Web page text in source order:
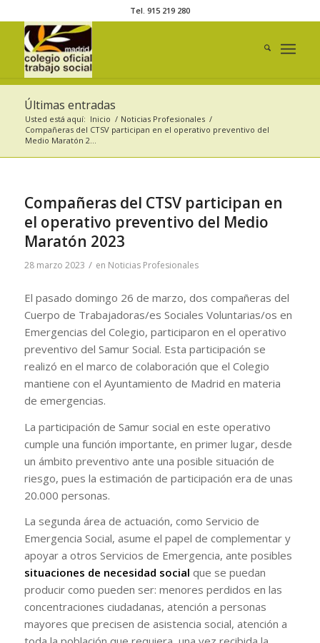
Tel. 915 219 280
Últimas entradas
Usted está aquí: Inicio / Noticias Profesionales /
Compañeras del CTSV participan en el operativo preventivo del
Medio Maratón 2...
Compañeras del CTSV participan en
el operativo preventivo del Medio
Maratón 2023
28 marzo 2023 / en Noticias Profesionales
El pasado domingo 26 de marzo, dos compañeras del
Cuerpo de Trabajadoras/es Sociales Voluntarias/os en
Emergencias del Colegio, participaron en el operativo
preventivo del Samur Social. Esta participación se
realizó en el marco de colaboración que el Colegio
mantiene con el Ayuntamiento de Madrid en materia
de emergencias.
La participación de Samur social en este operativo
cumple una función importante, en primer lugar, desde
un ámbito preventivo ante una posible situación de
riesgo, pues la estimación de participación era de unas
20.000 personas.
La segunda área de actuación, como Servicio de
Emergencia Social, asume el papel de complementar y
apoyar a otros Servicios de Emergencia, ante posibles
situaciones de necesidad social que se puedan
producir como pueden ser: menores perdidos en las
concentraciones ciudadanas, atención a personas
mayores que precisen de asistencia social, atención a